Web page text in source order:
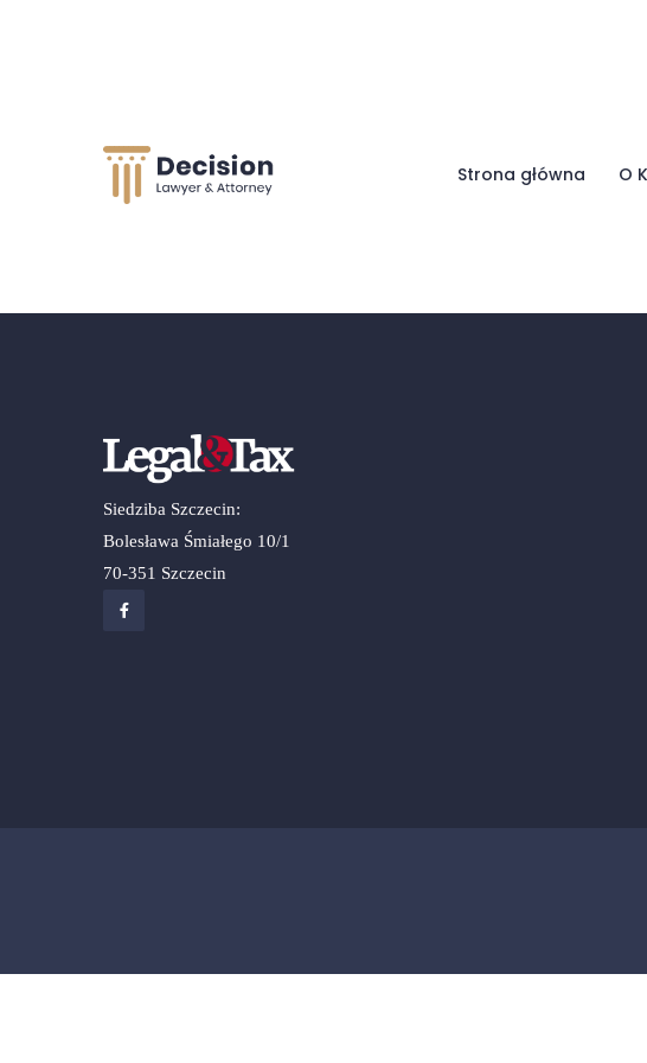
Strona główna O
Siedziba Szczecin:
Bolesława Śmiałego 10/1
70-351 Szczecin